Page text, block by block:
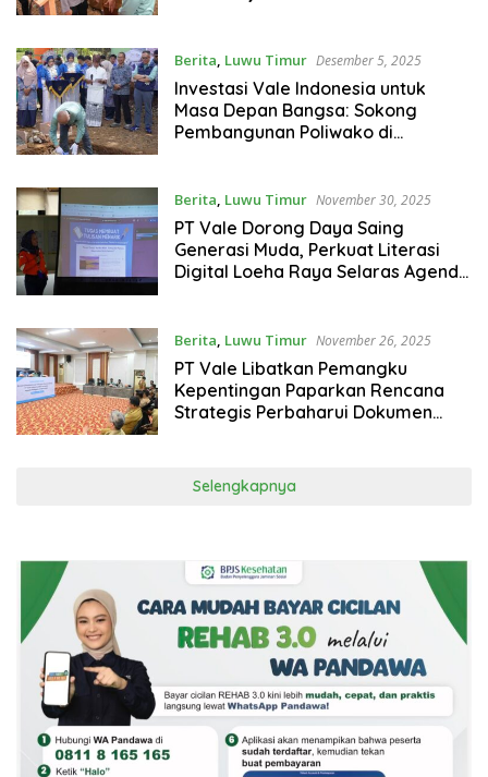
Berita, Luwu Timur Desember 5, 2025
Investasi Vale Indonesia untuk
Masa Depan Bangsa: Sokong
Pembangunan Poliwako di
Berita, Luwu Timur November 30, 2025
PT Vale Dorong Daya Saing
Generasi Muda, Perkuat Literasi
Digital Loeha Raya Selaras Agenda
Berita, Luwu Timur November 26, 2025
PT Vale Libatkan Pemangku
Kepentingan Paparkan Rencana
Strategis Perbaharui Dokumen
Selengkapnya